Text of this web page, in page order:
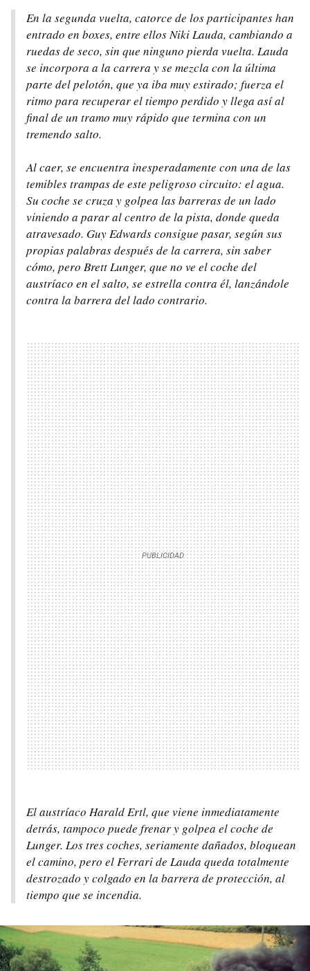
En la segunda vuelta, catorce de los participantes han
entrado en boxes, entre ellos Niki Lauda, cambiando a
ruedas de seco, sin que ninguno pierda vuelta. Lauda
se incorpora a la carrera y se mezcla con la última
parte del pelotón, que ya iba muy estirado; fuerza el
ritmo para recuperar el tiempo perdido y llega así al
final de un tramo muy rápido que termina con un
tremendo salto.
Al caer, se encuentra inesperadamente con una de las
temibles trampas de este peligroso circuito: el agua.
Su coche se cruza y golpea las barreras de un lado
viniendo a parar al centro de la pista, donde queda
atravesado. Guy Edwards consigue pasar, según sus
propias palabras después de la carrera, sin saber
cómo, pero Brett Lunger, que no ve el coche del
austríaco en el salto, se estrella contra él, lanzándole
contra la barrera del lado contrario.
El austríaco Harald Ertl, que viene inmediatamente
detrás, tampoco puede frenar y golpea el coche de
Lunger. Los tres coches, seriamente dañados, bloquean
el camino, pero el Ferrari de Lauda queda totalmente
destrozado y colgado en la barrera de protección, al
tiempo que se incendia.